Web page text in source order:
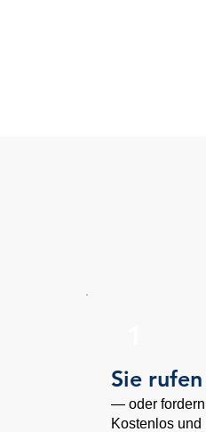
Sie
— oder
Kostenlos